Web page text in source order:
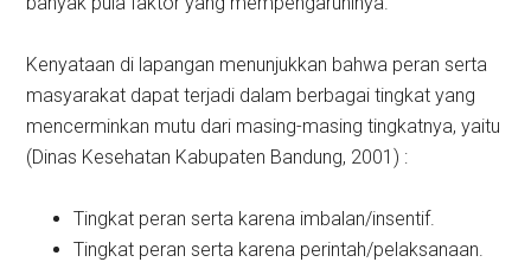
Kenyataan di lapangan menunjukkan bahwa peran serta
masyarakat dapat terjadi dalam berbagai tingkat yang
mencerminkan mutu dari masing-masing tingkatnya, yaitu
(Dinas Kesehatan Kabupaten Bandung, 2001) :
Tingkat peran serta karena imbalan/insentif.
Tingkat peran serta karena perintah/pelaksanaan.